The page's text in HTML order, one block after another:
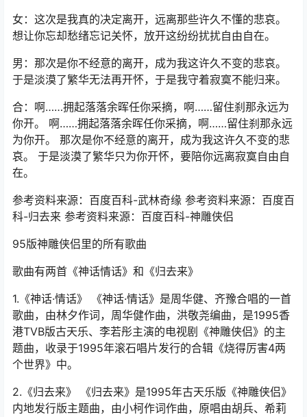
女：这次是我真的决定离开，远离那些许久不懂的悲哀。
想让你忘却愁绪忘记关怀，放开这纷纷扰扰自由自在。
男：那次是你不经意的离开，成为我这许久不变的悲哀。
于是淡漠了繁华无法再开怀，于是我守着寂寞不能归来。
合：啊……拥起落落余晖任你采摘，啊……留住刹那永远为
你开。 啊……拥起落落余晖任你采摘，啊……留住刹那永远
为你开。 那次是你不经意的离开，成为我这许久不变的悲
哀。 于是淡漠了繁华只为你开怀，要陪你远离寂寞自由自
在。
参考资料来源：百度百科-武林奇缘 参考资料来源：百度百
科-归去来 参考资料来源：百度百科-神雕侠侣
95版神雕侠侣里的所有歌曲
歌曲有两首《神话情话》和《归去来》
1.《神话·情话》 《神话·情话》是周华健、齐豫合唱的一首
歌曲，由林夕作词，周华健作曲，洪敬尧编曲，是1995香
港TVB版古天乐、李若彤主演的电视剧《神雕侠侣》的主
题曲，收录于1995年滚石唱片发行的合辑《烧得厉害4两
个世界》中。
2.《归去来》 《归去来》是1995年古天乐版《神雕侠侣》
内地发行版主题曲，由小柯作词作曲，原唱由胡兵、希莉